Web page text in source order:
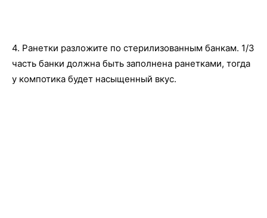
4. Ранетки разложите по стерилизованным банкам. 1/3
часть банки должна быть заполнена ранетками, тогда
у компотика будет насыщенный вкус.